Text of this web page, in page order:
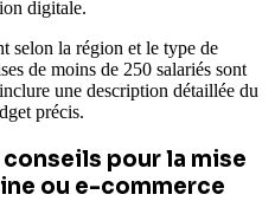
digitale.
selon la région et le type de
de moins de 250 salariés sont
une description détaillée du
précis.
pour la mise
ou e-commerce